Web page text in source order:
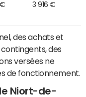
€ 3 916 €
des achats et
des
versées ne
de fonctionnement.
Niort-de-